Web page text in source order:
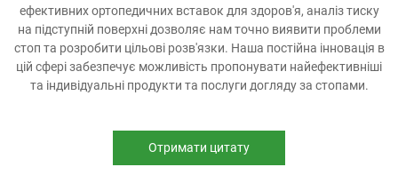
ефективних ортопедичних вставок для здоров'я, аналіз тиску
на підступній поверхні дозволяє нам точно виявити проблеми
стоп та розробити цільові розв'язки. Наша постійна інновація в
цій сфері забезпечує можливість пропонувати найефективніші
та індивідуальні продукти та послуги догляду за стопами.
Отримати цитату